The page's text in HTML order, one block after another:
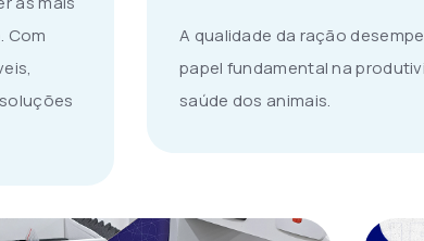
Com
A qualidade da ração
papel fundamental na
saúde dos animais.